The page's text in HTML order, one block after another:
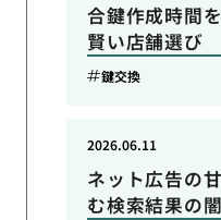
合鍵作成時間
賢い店舗選び
鍵交換
ネット広告の
む検索結果の闇
2026.06.11